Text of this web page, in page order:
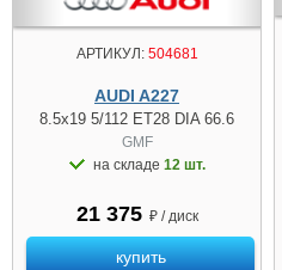
АРТИКУЛ:504681
AUDI A227
8.5x19 5/112 ET28 DIA 66.6
GMF
на складе 12 шт.
21 375 ₽ / диск
купить